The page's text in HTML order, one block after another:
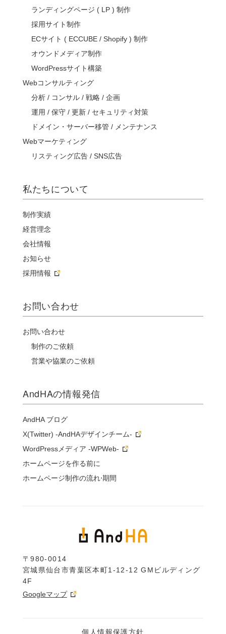
ランディングページ ( LP ) 制作
採用サイト制作
ECサイト ( ECCUBE / Shopify ) 制作
オウンドメディア制作
WordPressサイト構築
Webコンサルティング
分析 / コンサル / 戦略 / 企画
運用 / 保守 / 更新 / セキュリティ対策
ドメイン・サーバー移管 / メンテナンス
Webマーケティング
リスティング広告 / SNS広告
私たちについて
制作実績
経営理念
会社情報
お知らせ
採用情報
お問い合わせ
お問い合わせ
制作のご依頼
営業や協業のご依頼
AndHAの情報発信
AndHA ブログ
X(Twitter) -AndHAデザインチーム-
WordPressメディア -WPWeb-
ホームページを作る前に
ホームページ制作の流れ⋅期間
〒980-0014
宮城県仙台市青葉区本町1-12-12 GMビルディング
4F
Googleマップ
個人情報保護方針